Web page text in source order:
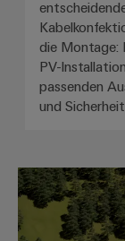
die Montage:
PV-
passenden
und